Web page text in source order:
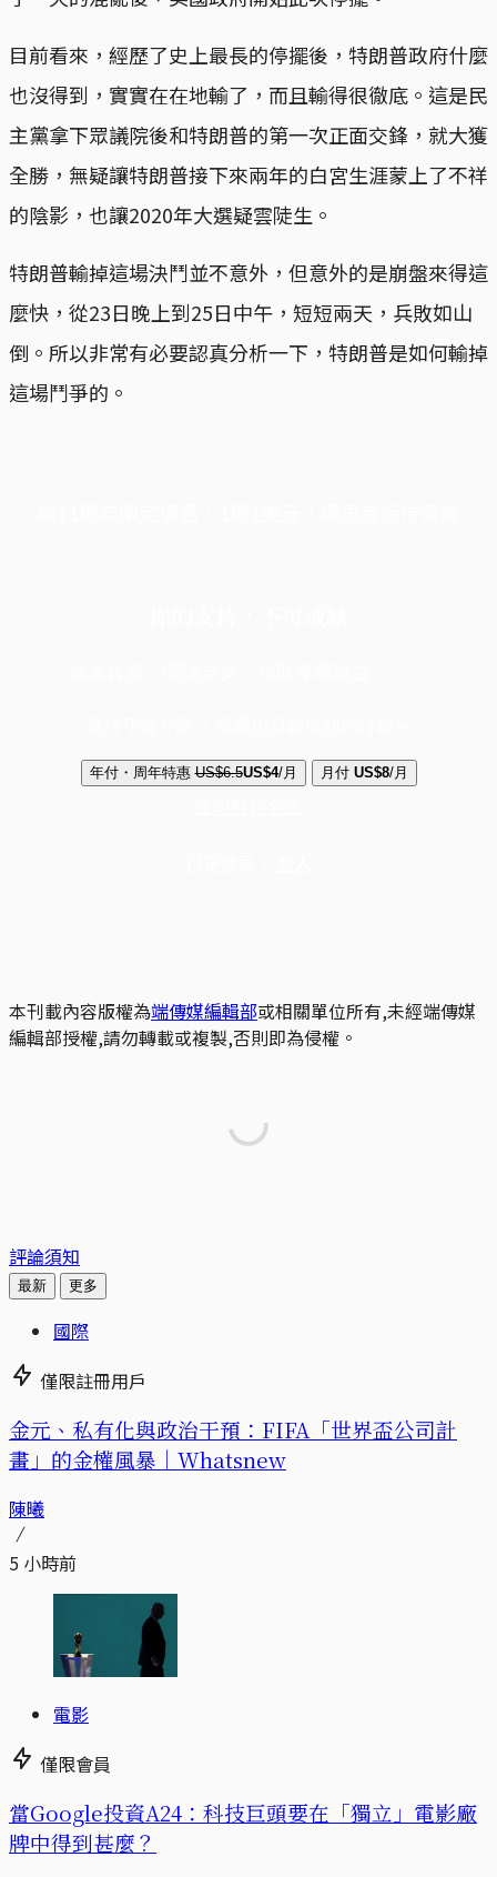
目前看來，經歷了史上最長的停擺後，特朗普政府什麼
也沒得到，實實在在地輸了，而且輸得很徹底。這是民
主黨拿下眾議院後和特朗普的第一次正面交鋒，就大獲
全勝，無疑讓特朗普接下來兩年的白宮生涯蒙上了不祥
的陰影，也讓2020年大選疑雲陡生。
特朗普輸掉這場決鬥並不意外，但意外的是崩盤來得這
麼快，從23日晚上到25日中午，短短兩天，兵敗如山
倒。所以非常有必要認真分析一下，特朗普是如何輸掉
這場鬥爭的。
年付・周年特惠 US$6.5US$4/月 月付 US$8/月
本刊載內容版權為端傳媒編輯部或相關單位所有,未經端傳媒
編輯部授權,請勿轉載或複製,否則即為侵權。
評論須知
最新 更多
國際
僅限註冊用戶
金元、私有化與政治干預：FIFA「世界盃公司計
畫」的金權風暴｜Whatsnew
陳曦
5 小時前
電影
僅限會員
當Google投資A24：科技巨頭要在「獨立」電影廠
牌中得到甚麼？